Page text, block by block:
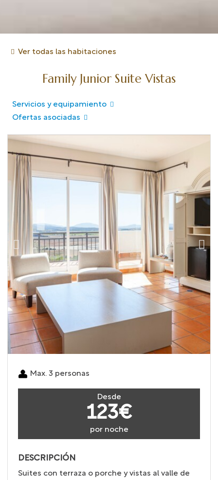
Ver todas las habitaciones
Family Junior Suite Vistas
Servicios y equipamiento
Ofertas asociadas
Max. 3 personas
Desde
123€
por noche
DESCRIPCIÓN
Suites con terraza o porche y vistas al valle de